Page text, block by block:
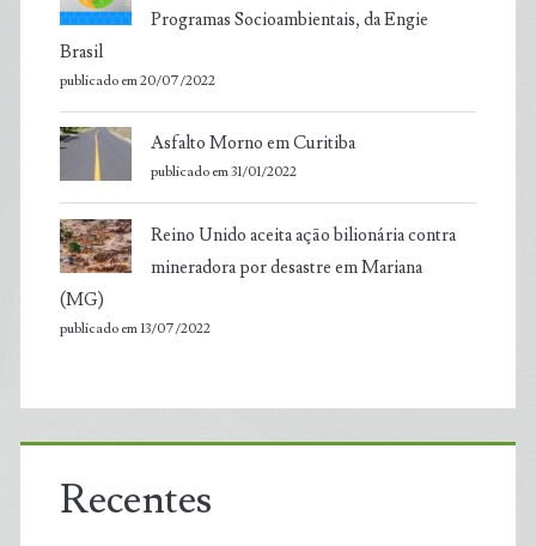
Programas Socioambientais, da Engie
Brasil
publicado em 20/07/2022
Asfalto Morno em Curitiba
publicado em 31/01/2022
Reino Unido aceita ação bilionária contra
mineradora por desastre em Mariana
(MG)
publicado em 13/07/2022
Recentes